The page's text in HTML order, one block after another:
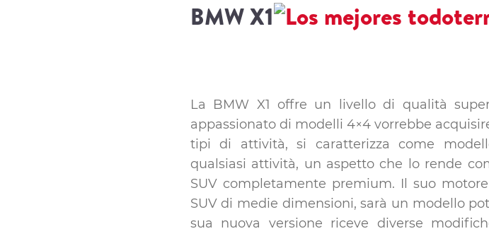
BMW X1
La BMW X1 offre un livello di qualità
appassionato di modelli 4×4 vorrebbe
tipi di attività, si caratterizza come
qualsiasi attività, un aspetto che lo rende
SUV completamente premium. Il suo
SUV di medie dimensioni, sarà un modello
sua nuova versione riceve diverse